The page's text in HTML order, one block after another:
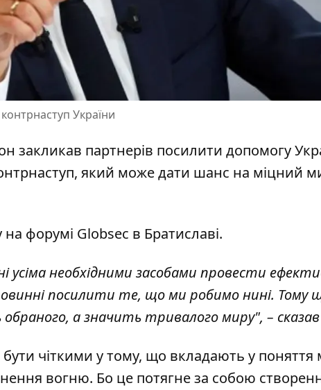
України
закликав партнерів посилити допомогу
який може дати шанс на міцний
на форумі Globsec в Братиславі.
усіма необхідними засобами провести
посилити те, що ми робимо нині. Тому
обраного, а значить тривалого миру", –
бути чіткими у тому, що вкладають у поняття
вогню. Бо це потягне за собою